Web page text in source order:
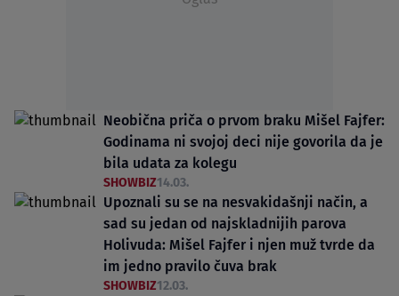
Neobična priča o prvom braku Mišel Fajfer:
Godinama ni svojoj deci nije govorila da je
bila udata za kolegu
SHOWBIZ14.03.
Upoznali su se na nesvakidašnji način, a
sad su jedan od najskladnijih parova
Holivuda: Mišel Fajfer i njen muž tvrde da
im jedno pravilo čuva brak
SHOWBIZ12.03.